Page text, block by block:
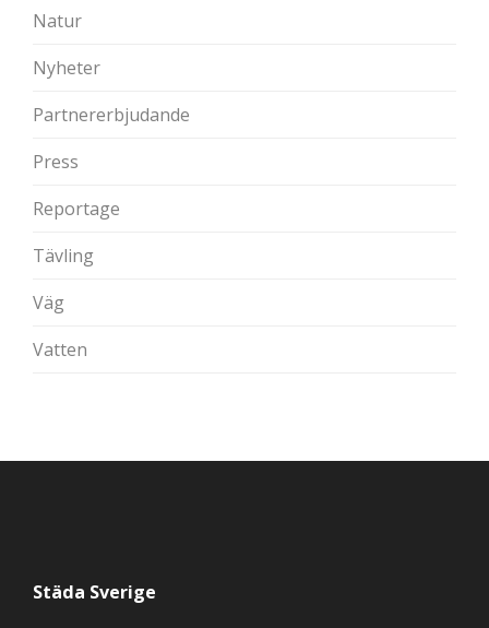
Natur
Nyheter
Partnererbjudande
Press
Reportage
Tävling
Väg
Vatten
Städa Sverige